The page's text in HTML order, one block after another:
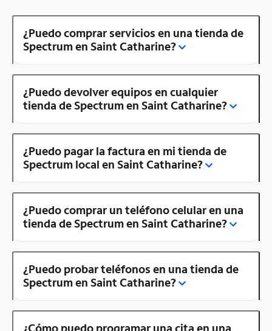
¿Puedo comprar servicios en una tienda de
Spectrum en Saint Catharine?
¿Puedo devolver equipos en cualquier
tienda de Spectrum en Saint Catharine?
¿Puedo pagar la factura en mi tienda de
Spectrum local en Saint Catharine?
¿Puedo comprar un teléfono celular en una
tienda de Spectrum en Saint Catharine?
¿Puedo probar teléfonos en una tienda de
Spectrum en Saint Catharine?
¿Cómo puedo programar una cita en una